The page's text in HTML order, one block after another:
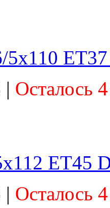
Осталось
ET45
Осталось